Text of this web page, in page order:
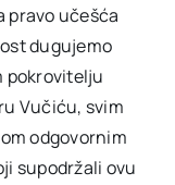
pravo učešća
dugujemo
pokrovitelju
Vučiću, svim
odgovornim
supodržali ovu